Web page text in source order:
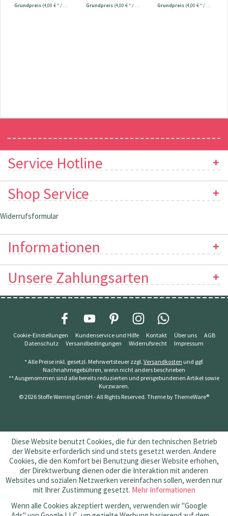
Grundpreis (4,00 € * / 1 Stück) Grundpreis (4,00 € * / 1 Stück) Grundpreis (4,00 € * / 1 Stück)
Service Hotline
Shop Service
Widerrufsformular
Informationen
Unsere Zahlungsarten
Cookie-Einstellungen Kundenservice und Hilfe Kontakt Über uns
AGB
Datenschutz
Versandbedingungen Widerrufsrecht Impressum
* Alle Preise inkl. gesetzl. Mehrwertsteuer zzgl. Versandkosten und ggf.
Nachnahmegebühren, wenn nicht anders beschrieben
** Ausgenommen sind alle bereits reduzierten und preisgebundenen Artikel sowie
Kurzwaren.
© 2026 Stoffe Werning GmbH - All Rights Reserved. Theme byThemeWare®
Diese Website benutzt Cookies, die für den technischen Betrieb
der Website erforderlich sind und stets gesetzt werden. Andere
Cookies, die den Komfort bei Benutzung dieser Website erhöhen,
der Direktwerbung dienen oder die Interaktion mit anderen
Websites und sozialen Netzwerken vereinfachen sollen, werden nur
mit Ihrer Zustimmung gesetzt. Mehr Informationen
Wenn alle Cookies akzeptiert werden, verwenden wir "Google